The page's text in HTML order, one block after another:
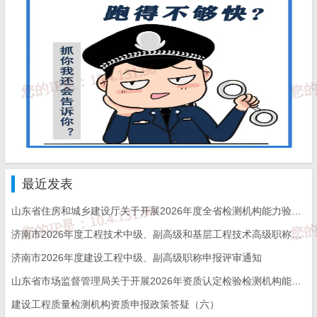
28、设备流转记录信息填写不完整。
七、记录与报告问题
29、原始记录、报告和相关记录管理不规范，信息不全。
30、电子存档数据保存和管理不当。
31、关键过程失控，原始信息记录不充分。
32、不正确使用资质认定证书和标识。
最近发表
济南市2026年度工程技术中级、副高级和基层工程技术高级职称申报评审的通知
济南市2026年度建设工程中级、副高级职称申报评审通知
建设工程质量检测机构资质申报政策答疑（六）